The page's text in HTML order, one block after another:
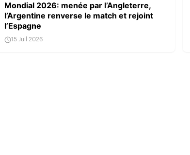
Mondial 2026: menée par l’Angleterre,
l’Argentine renverse le match et rejoint
l’Espagne
15 Juil 2026